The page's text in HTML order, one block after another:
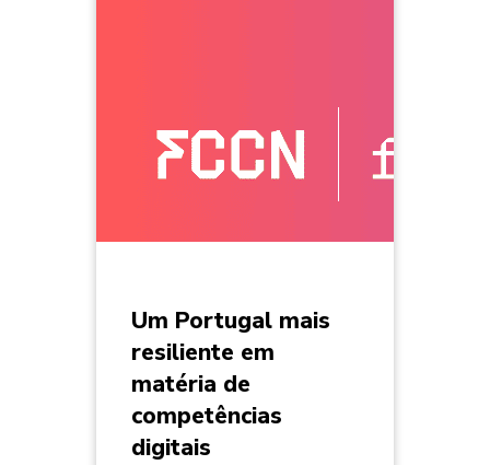
Um Portugal mais
resiliente em
matéria de
competências
digitais